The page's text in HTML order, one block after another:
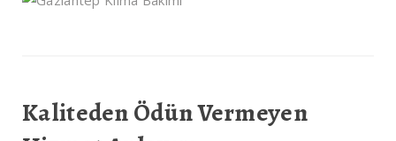
Kaliteden Ödün Vermeyen